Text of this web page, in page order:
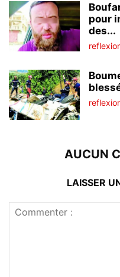
pour
des...
AUCUN
LAISSER